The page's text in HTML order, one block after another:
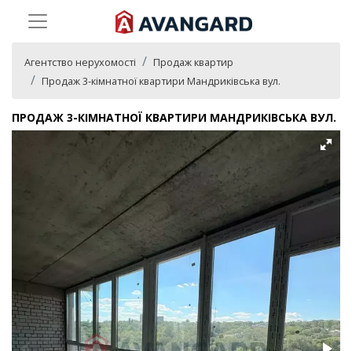
Агентство нерухомості
Продаж квартир
Продаж 3-кімнатної квартири Мандриківська вул.
ПРОДАЖ 3-КІМНАТНОЇ КВАРТИРИ МАНДРИКІВСЬКА ВУЛ.